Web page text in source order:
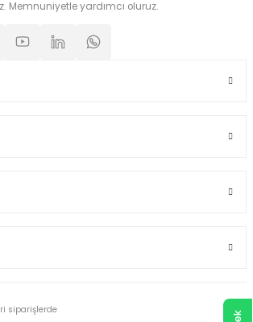
Memnuniyetle yardımcı oluruz.
siparişlerde